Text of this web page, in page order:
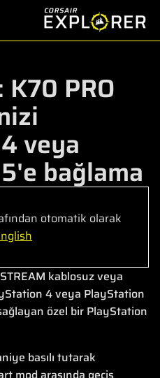
K70 PRO
veya
bağlama
otomatik olarak
kablosuz veya
4 veya PlayStation
özel bir PlayStation
basılı tutarak